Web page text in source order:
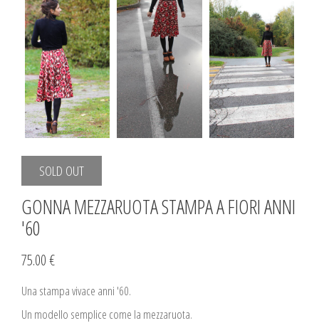
SOLD OUT
GONNA MEZZARUOTA STAMPA A FIORI ANNI
'60
75.00 €
Una stampa vivace anni '60.
Un modello semplice come la mezzaruota.